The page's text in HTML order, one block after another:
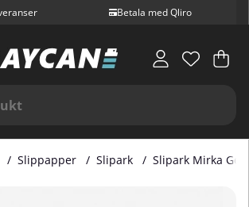
Betala med Qliro
.
Slippapper Slipark Slipark Mirka